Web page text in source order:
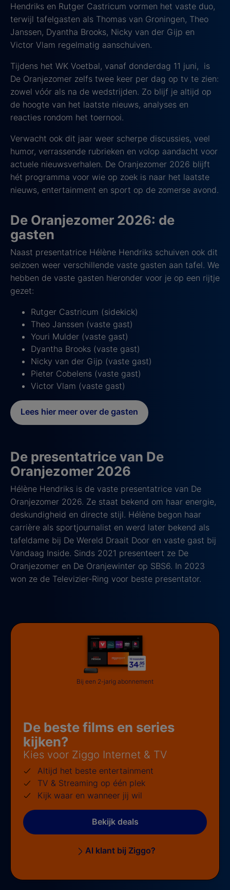
Hendriks en Rutger Castricum vormen het vaste duo,
terwijl tafelgasten als Thomas van Groningen, Theo
Janssen, Dyantha Brooks, Nicky van der Gijp en
Victor Vlam regelmatig aanschuiven.
Tijdens het WK Voetbal, vanaf donderdag 11 juni, is
De Oranjezomer zelfs twee keer per dag op tv te zien:
zowel vóór als na de wedstrijden. Zo blijf je altijd op
de hoogte van het laatste nieuws, analyses en
reacties rondom het toernooi.
Verwacht ook dit jaar weer scherpe discussies, veel
humor, verrassende rubrieken en volop aandacht voor
actuele nieuwsverhalen. De Oranjezomer 2026 blijft
hét programma voor wie op zoek is naar het laatste
nieuws, entertainment en sport op de zomerse avond.
De Oranjezomer 2026: de
gasten
Naast presentatrice Hélène Hendriks schuiven ook dit
seizoen weer verschillende vaste gasten aan tafel. We
hebben de vaste gasten hieronder voor je op een rijtje
gezet:
Rutger Castricum (sidekick)
Theo Janssen (vaste gast)
Youri Mulder (vaste gast)
Dyantha Brooks (vaste gast)
Nicky van der Gijp (vaste gast)
Pieter Cobelens (vaste gast)
Victor Vlam (vaste gast)
Lees hier meer over de gasten
De presentatrice van De
Oranjezomer 2026
Hélène Hendriks is de vaste presentatrice van De
Oranjezomer 2026. Ze staat bekend om haar energie,
deskundigheid en directe stijl. Hélène begon haar
carrière als sportjournalist en werd later bekend als
tafeldame bij De Wereld Draait Door en vaste gast bij
Vandaag Inside. Sinds 2021 presenteert ze De
Oranjezomer en De Oranjewinter op SBS6. In 2023
won ze de Televizier-Ring voor beste presentator.
De beste films en series
kijken?
Kies voor Ziggo Internet & TV
Altijd het beste entertainment
TV & Streaming op één plek
Kijk waar en wanneer jij wil
Bekijk deals
Al klant bij Ziggo?
Bij een 2-jarig abonnement